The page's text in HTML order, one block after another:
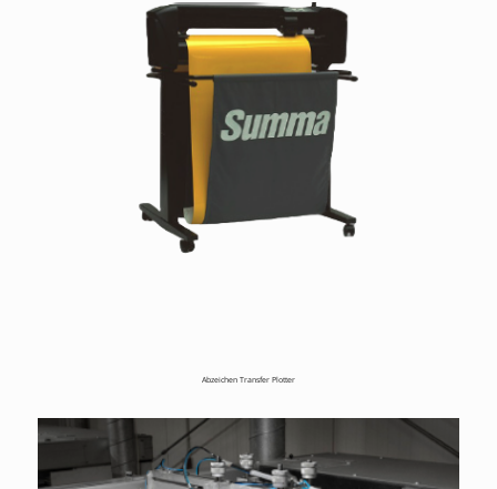
Abzeichen Transfer Plotter